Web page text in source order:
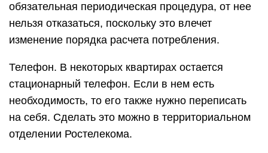
обязательная периодическая процедура, от нее
нельзя отказаться, поскольку это влечет
изменение порядка расчета потребления.
Телефон. В некоторых квартирах остается
стационарный телефон. Если в нем есть
необходимость, то его также нужно переписать
на себя. Сделать это можно в территориальном
отделении Ростелекома.